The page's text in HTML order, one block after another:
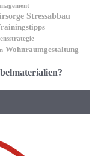
Stressabbau
Wohnraumgestaltung